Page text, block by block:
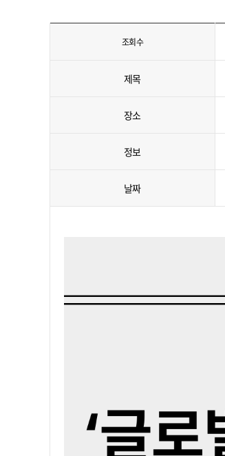
조회수
제목
장소
정보
날짜